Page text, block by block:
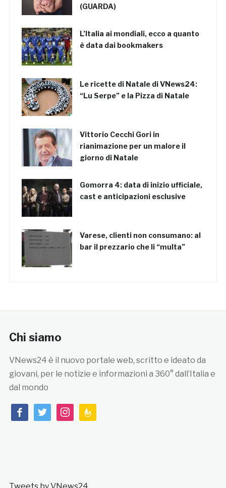
(GUARDA)
L’Italia ai mondiali, ecco a quanto
è data dai bookmakers
Le ricette di Natale di VNews24:
“Lu Serpe” e la Pizza di Natale
Vittorio Cecchi Gori in
rianimazione per un malore il
giorno di Natale
Gomorra 4: data di inizio ufficiale,
cast e anticipazioni esclusive
Varese, clienti non consumano: al
bar il prezzario che li “multa”
Chi siamo
VNews24 è il nuovo portale web, scritto e ideato da
giovani, per le notizie e informazioni a 360° dall’Italia e
dal mondo
facebooktwitterinstagramfeedburner